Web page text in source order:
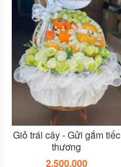
Giỏ trái cây - Gửi gắm tiếc
thương
2,500,000